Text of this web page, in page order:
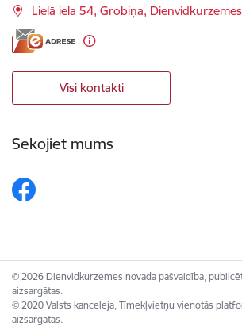
Lielā iela 54, Grobiņa,
Visi kontakti
Sekojiet mums
© 2026 Dienvidkurzemes novada pašvaldība,
aizsargātas.
© 2020 Valsts kanceleja, Tīmekļvietņu vienotās
aizsargātas.